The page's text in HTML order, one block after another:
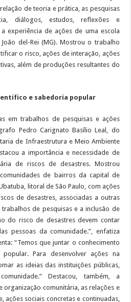
de teoria e prática, as pesquisas
diálogos, estudos, reflexões e
experiência de ações de uma escola
del-Rei (MG). Mostrou o trabalho
o risco, ações de interação, ações
além de produções resultantes do
e sabedoria popular
em trabalhos de pesquisas e ações
Pedro Carignato Basílio Leal, do
de Infraestrutura e Meio Ambiente
a importância e necessidade de
de riscos de desastres. Mostrou
de bairros da capital de
litoral de São Paulo, com ações
de desastres, associadas a outras
trabalhos de pesquisas e a inclusão de
do risco de desastres devem contar
pessoas da comunidade.”, enfatiza
“Temos que juntar o conhecimento
Para desenvolver ações na
as ideias das instituições públicas,
Destacou, também, a
comunitária, as relações e
ações sociais concretas e continuadas,